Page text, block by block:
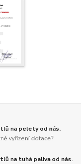
na pelety od nás.
vyřízení dotace?
na tuhá paliva od nás.